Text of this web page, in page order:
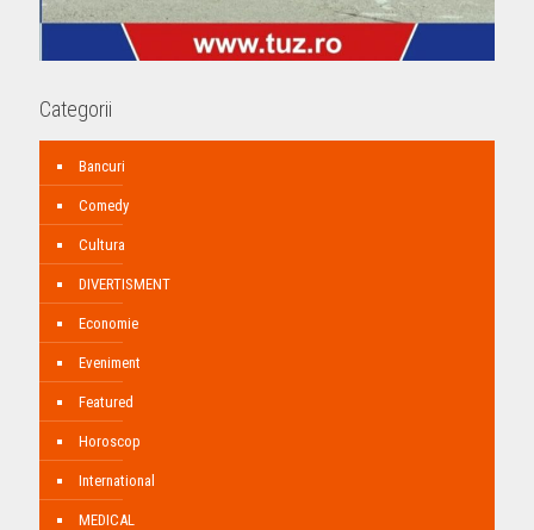
Categorii
Bancuri
Comedy
Cultura
DIVERTISMENT
Economie
Eveniment
Featured
Horoscop
International
MEDICAL